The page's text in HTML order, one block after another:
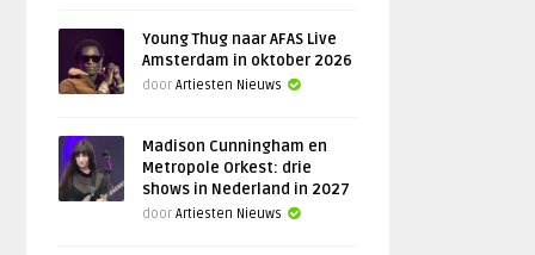
Young Thug naar AFAS Live
Amsterdam in oktober 2026
doorArtiesten Nieuws
Madison Cunningham en
Metropole Orkest: drie
shows in Nederland in 2027
doorArtiesten Nieuws